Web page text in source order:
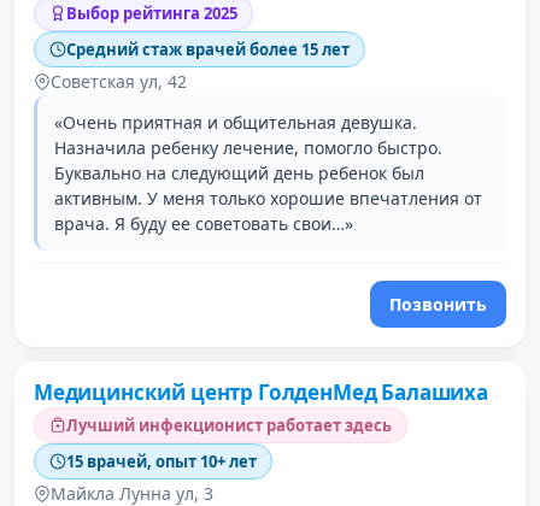
Выбор рейтинга 2025
Средний стаж врачей более 15 лет
Советская ул, 42
«Очень приятная и общительная девушка.
Назначила ребенку лечение, помогло быстро.
Буквально на следующий день ребенок был
активным. У меня только хорошие впечатления от
врача. Я буду ее советовать свои…»
Позвонить
Медицинский центр ГолденМед Балашиха
Лучший инфекционист работает здесь
15 врачей, опыт 10+ лет
Майкла Лунна ул, 3